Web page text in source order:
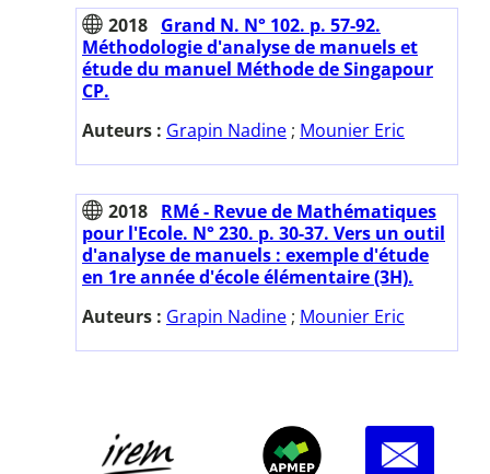
2018 Grand N. N° 102. p. 57-92.
Méthodologie d'analyse de manuels et
étude du manuel Méthode de Singapour
CP.
Auteurs : Grapin Nadine ; Mounier Eric
2018 RMé - Revue de Mathématiques
pour l'Ecole. N° 230. p. 30-37. Vers un outil
d'analyse de manuels : exemple d'étude
en 1re année d'école élémentaire (3H).
Auteurs : Grapin Nadine ; Mounier Eric